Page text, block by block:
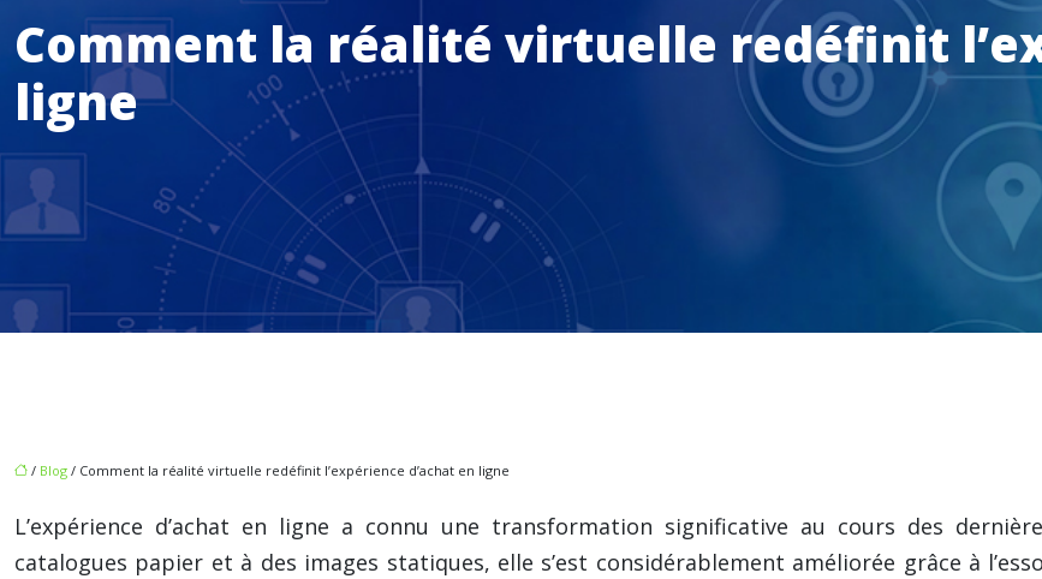
Comment la réalité virtuelle redéfinit
ligne
/ Blog / Comment la réalité virtuelle redéfinit l’expérience d’achat en ligne
L’expérience d’achat en ligne a connu une transformation significative au cours des
catalogues papier et à des images statiques, elle s’est considérablement améliorée grâce à